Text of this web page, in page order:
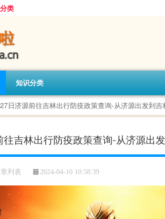
类
知识分类
日济源前往吉林出行防疫政策查询-从济源出发到吉
往吉林出行防疫政策查询-从济源出
列表 2024-04-10 10:58:39